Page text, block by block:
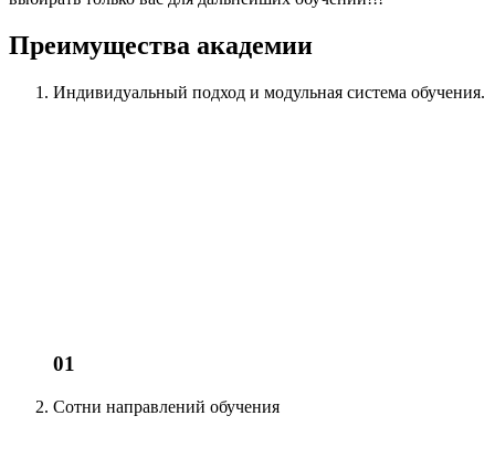
Преимущества академии
Индивидуальный подход и модульная система обучения.
01
Сотни направлений обучения